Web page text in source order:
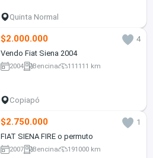
Quinta Normal
$2.000.000
4
Vendo Fiat Siena 2004
2004 Bencina 111111 km
Copiapó
$2.750.000
1
FIAT SIENA FIRE o permuto
2007 Bencina 191000 km